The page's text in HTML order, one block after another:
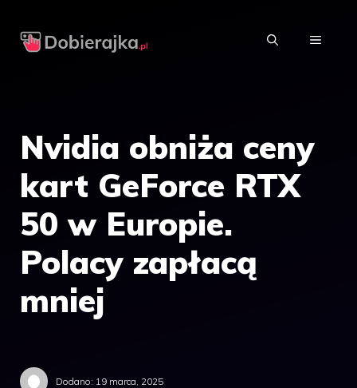
MENU
Nvidia obniża ceny
kart GeForce RTX
50 w Europie.
Polacy zapłacą
mniej
Dodano: 19 marca, 2025